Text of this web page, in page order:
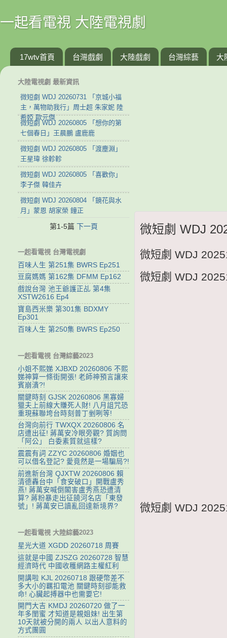
一起看電視 大陸電視劇
17wtv首頁 台灣戲劇 大陸戲劇 台灣綜藝 大
微短劇 WDJ
微短劇 WDJ
微短劇 WDJ
微短劇 WDJ
大陸電視劇 最新資訊
微短劇 WDJ 20260731 「京城小福
主，萬物助我行」周士超 朱家妮 陸
希婭 歐元傑
微短劇 WDJ 20260805 「想你的第
七個春日」王晨鵬 盧鹿鹿
微短劇 WDJ 20260805 「渡塵淵」
王星瑋 徐軫軫
微短劇 WDJ 20260805 「喜歡你」
李子傑 韓佳卉
微短劇 WDJ 20260804 「鏡花與水
月」蒙恩 胡家榮 鐘正
第1-5篇 下一頁
一起看電視 台灣電視劇
百味人生 第251集 BWRS Ep251
豆腐媽媽 第162集 DFMM Ep162
戲說台灣 池王爺護正乩 第4集
XSTW2616 Ep4
寶島西米樂 第301集 BDXMY
Ep301
百味人生 第250集 BWRS Ep250
一起看電視 台灣綜藝2023
小姐不熙娣 XJBXD 20260806 不熙
娣神算一條街開張! 老師神預言讓來
賓崩潰?!
關鍵時刻 GJSK 20260806 黑寡婦
獵夫上前線大賺死人財! 八月詛咒恐
重現蘇聯垮台時刻普丁剉咧等!
台灣向前行 TWXQX 20260806 名
店遭出征! 蔣萬安冷眼旁觀? 質詢問
「阿公」 白委素質就這樣?
震震有詞 ZZYC 20260806 婚姻也
可以借名登記? 愛竟然是一場騙局?!
前進新台灣 QJXTW 20260806 賴
清德轟台中「食安破口」開戰盧秀
燕! 蔣萬安喊倒閣害盧秀燕恐遭清
算? 蔣粉暴走出征饒河名店「東發
號」! 蔣萬安已讀亂回達新境界?
一起看電視 大陸綜藝2023
星光大道 XGDD 20260718 周賽
這就是中國 ZJSZG 20260728 智慧
經濟時代 中國收穫網路主權紅利
開講啦 KJL 20260718 跟硬幣差不
多大小的羈扣電池 關鍵時刻卻能救
命! 心臟起搏器中也需要它!
開門大吉 KMDJ 20260720 做了一
年多閨蜜 才知道是親姐妹! 出生第
10天就被分開的兩人 以出人意料的
方式團圓